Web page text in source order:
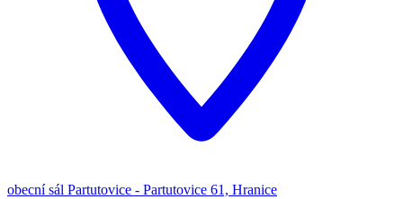
obecní sál Partutovice - Partutovice 61, Hranice